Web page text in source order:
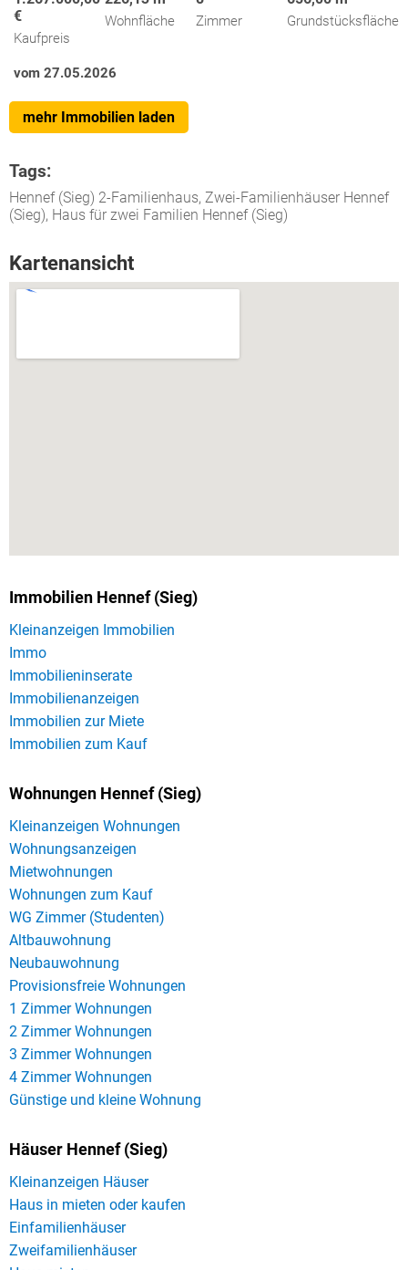
€
Kaufpreis
Wohnfläche Zimmer Grundstücksfläche
vom 27.05.2026
mehr Immobilien laden
Tags:
Hennef (Sieg) 2-Familienhaus, Zwei-Familienhäuser Hennef
(Sieg), Haus für zwei Familien Hennef (Sieg)
Kartenansicht
Immobilien Hennef (Sieg)
Kleinanzeigen Immobilien
Immo
Immobilieninserate
Immobilienanzeigen
Immobilien zur Miete
Immobilien zum Kauf
Wohnungen Hennef (Sieg)
Kleinanzeigen Wohnungen
Wohnungsanzeigen
Mietwohnungen
Wohnungen zum Kauf
WG Zimmer (Studenten)
Altbauwohnung
Neubauwohnung
Provisionsfreie Wohnungen
1 Zimmer Wohnungen
2 Zimmer Wohnungen
3 Zimmer Wohnungen
4 Zimmer Wohnungen
Günstige und kleine Wohnung
Häuser Hennef (Sieg)
Kleinanzeigen Häuser
Haus in mieten oder kaufen
Einfamilienhäuser
Zweifamilienhäuser